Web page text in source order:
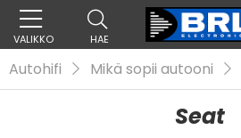
VALIKKO HAE
Autohifi Mikä sopii autooni
Seat